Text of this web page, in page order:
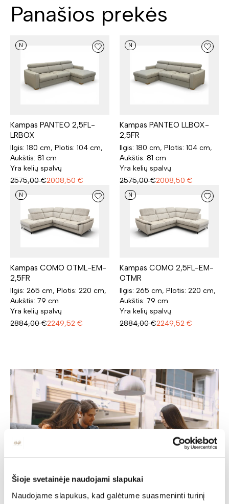
Šioje svetainėje naudojami slapukai
Naudojame slapukus, kad galėtume suasmeninti turinį
Panašios prekės
N
Kampas PANTEO 2,5FL-
LRBOX
Ilgis: 180 cm, Plotis: 104 cm,
Aukštis: 81 cm
Yra kelių spalvų
2575,00 €2008,50 €
N
Kampas PANTEO LLBOX-
2,5FR
Ilgis: 180 cm, Plotis: 104 cm,
Aukštis: 81 cm
Yra kelių spalvų
2575,00 €2008,50 €
N
Kampas COMO OTML-EM-
2,5FR
Ilgis: 265 cm, Plotis: 220 cm,
Aukštis: 79 cm
Yra kelių spalvų
2884,00 €2249,52 €
N
Kampas COMO 2,5FL-EM-
OTMR
Ilgis: 265 cm, Plotis: 220 cm,
Aukštis: 79 cm
Yra kelių spalvų
2884,00 €2249,52 €